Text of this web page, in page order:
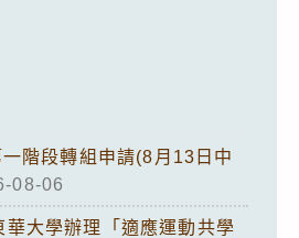
階段轉組申請(8月13日中
08-06
華大學辦理「適應運動共學